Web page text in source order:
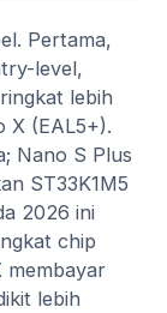
Pertama,
level,
lebih
X (EAL5+).
Nano S Plus
ST33K1M5
2026 ini
chip
membayar
lebih